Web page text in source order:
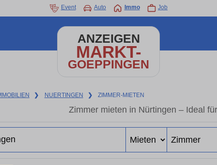
Event Auto Immo Job
ANZEIGEN
MARKT-
GOEPPINGEN
❯ NUERTINGEN ❯ ZIMMER-MIETEN
Zimmer mieten in Nürtingen – Ideal